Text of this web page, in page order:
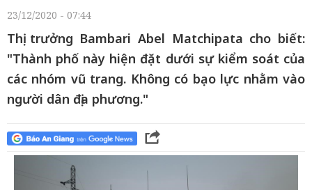
23/12/2020 - 07:44
Thị trưởng Bambari Abel Matchipata cho biết:
"Thành phố này hiện đặt dưới sự kiểm soát của
các nhóm vũ trang. Không có bạo lực nhằm vào
người dân địa phương."